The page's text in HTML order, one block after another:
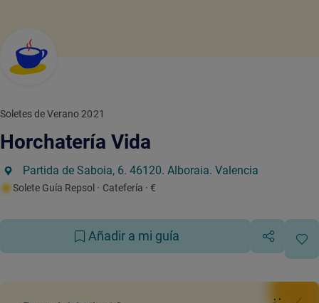
Soletes de Verano 2021
Horchatería Vida
Partida de Saboia, 6. 46120. Alboraia. Valencia
Solete Guía Repsol · Catefería · €
Añadir a mi guía